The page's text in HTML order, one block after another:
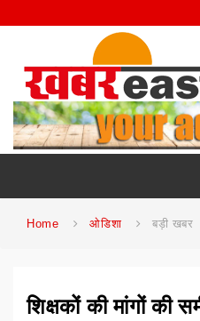
Home ओडिशा बड़ी खबर
शिक्षकों की मांगों की